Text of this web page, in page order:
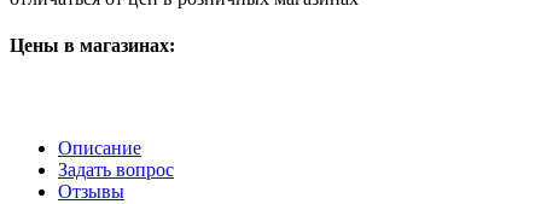
Цены в магазинах:
Описание
Задать вопрос
Отзывы